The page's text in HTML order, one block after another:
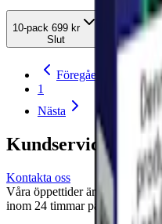
10-pack 699 kr
Slut
Föregående
1
Nästa
Kundservice
Kontakta oss
Våra öppettider är: Alla dagar
inom 24 timmar på vardagar.